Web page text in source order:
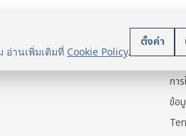
อ่านเพิ่มเติมที่ Cookie Policy.
ตั้งค่า นโ
ข้อ
กา
ข้อ